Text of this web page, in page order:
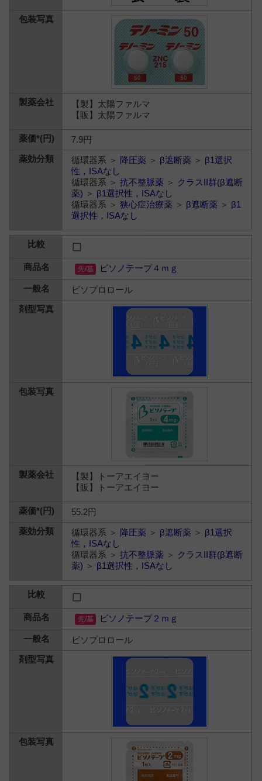
【製】太陽ファルマ
【販】太陽ファルマ
7.9円
循環器系 ＞ 降圧薬 ＞ β遮断薬 ＞ β1選択
性，ISAなし
循環器系 ＞抗不整脈薬 ＞ クラスII群(β遮断
薬) ＞ β1選択性，ISAなし
循環器系 ＞狭心症治療薬 ＞ β遮断薬 ＞ β1
選択性，ISAなし
ビソノテープ４ｍｇ
ビソプロロール
【製】トーアエイヨー
【販】トーアエイヨー
55.2円
循環器系 ＞ 降圧薬 ＞ β遮断薬 ＞ β1選択
性，ISAなし
循環器系 ＞抗不整脈薬 ＞ クラスII群(β遮断
薬) ＞ β1選択性，ISAなし
ビソノテープ２ｍｇ
ビソプロロール